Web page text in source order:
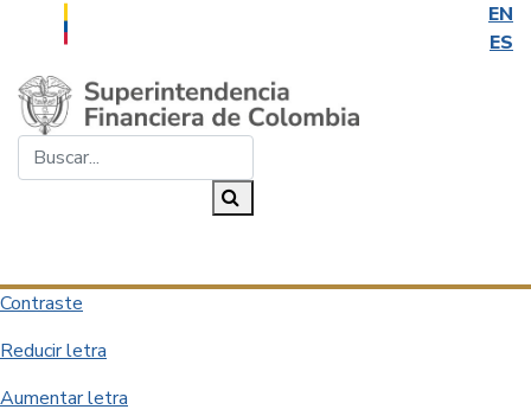
EN
ES
Saltar al contenido principal
Contraste
Reducir letra
Aumentar letra